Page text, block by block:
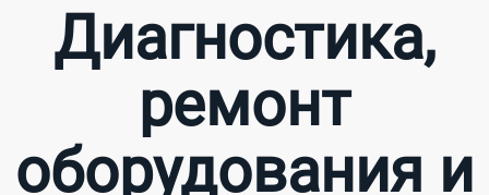
Диагностика,
ремонт
оборудования и